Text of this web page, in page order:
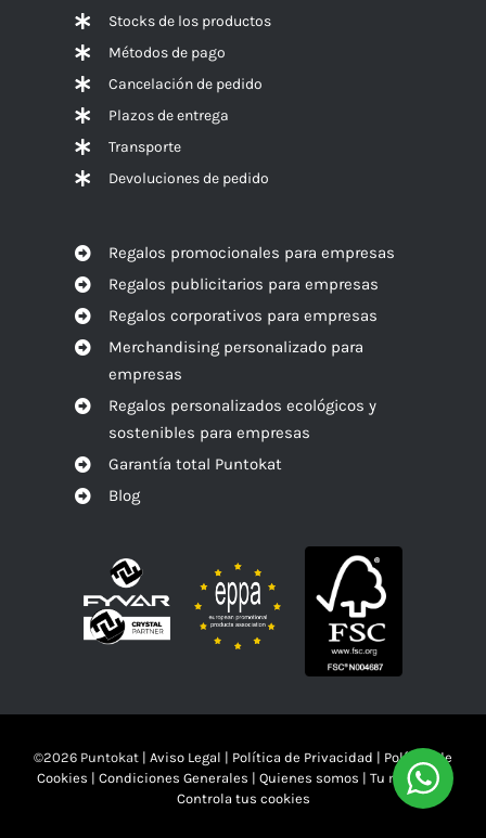
Stocks de los productos
Métodos de pago
Cancelación de pedido
Plazos de entrega
Transporte
Devoluciones de pedido
Regalos promocionales para empresas
Regalos publicitarios para empresas
Regalos corporativos para empresas
Merchandising personalizado para
empresas
Regalos personalizados ecológicos y
sostenibles para empresas
Garantía total Puntokat
Blog
©2026 Puntokat | Aviso Legal | Política de Privacidad | Política de
Cookies | Condiciones Generales | Quienes somos | Tu mandas!!
Controla tus cookies